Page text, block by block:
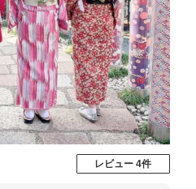
レビュー 4件